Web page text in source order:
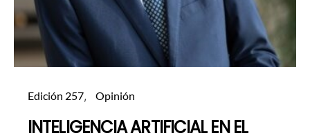
Edición 257 Opinión
INTELIGENCIA ARTIFICIAL EN EL